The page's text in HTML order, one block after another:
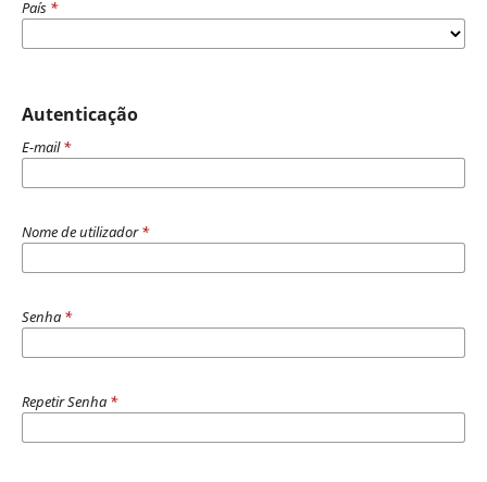
País *
Autenticação
E-mail*
Nome de utilizador*
Senha *
Repetir Senha *